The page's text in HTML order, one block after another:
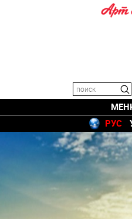
РУС